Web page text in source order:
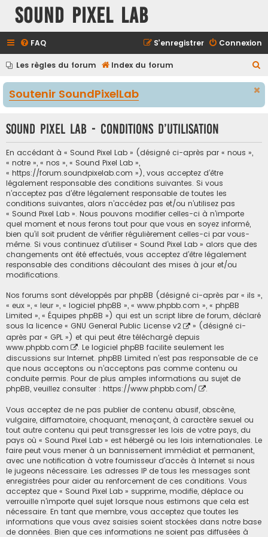
Sound Pixel Lab
FAQ Connexion
S’enregistrer
Les règles du forum Index du forum
e
r
Soutenir SoundPixelLab
Sound Pixel Lab - Conditions d’utilisation
En accédant à « Sound Pixel Lab » (désigné ci-après par « nous »,
« notre », « nos », « Sound Pixel Lab »,
« https://forum.soundpixelab.com »), vous acceptez d’être
légalement responsable des conditions suivantes. Si vous
n’acceptez pas d’être légalement responsable de toutes les
conditions suivantes, alors n’accédez pas et/ou n’utilisez pas
« Sound Pixel Lab ». Nous pouvons modifier celles-ci à n’importe
quel moment et nous ferons tout pour que vous en soyez informé,
bien qu’il soit prudent de vérifier régulièrement celles-ci par vous-
même. Si vous continuez d’utiliser « Sound Pixel Lab » alors que des
changements ont été effectués, vous acceptez d’être légalement
responsable des conditions découlant des mises à jour et/ou
modifications.
Nos forums sont développés par phpBB (désigné ci-après par « ils »,
« eux », « leur », « logiciel phpBB », « www.phpbb.com », « phpBB
Limited », « Équipes phpBB ») qui est un script libre de forum, déclaré
sous la licence « GNU General Public License v2
» (désigné ci-
après par « GPL ») et qui peut être téléchargé depuis
www.phpbb.com
. Le logiciel phpBB facilite seulement les
discussions sur Internet. phpBB Limited n’est pas responsable de ce
que nous acceptons ou n’acceptons pas comme contenu ou
conduite permis. Pour de plus amples informations au sujet de
phpBB, veuillez consulter : https://www.phpbb.com/ .
Vous acceptez de ne pas publier de contenu abusif, obscène,
vulgaire, diffamatoire, choquant, menaçant, à caractère sexuel ou
tout autre contenu qui peut transgresser les lois de votre pays, du
pays où « Sound Pixel Lab » est hébergé ou les lois internationales. Le
faire peut vous mener à un bannissement immédiat et permanent,
avec une notification à votre fournisseur d’accès à Internet si nous
le jugeons nécessaire. Les adresses IP de tous les messages sont
enregistrées pour aider au renforcement de ces conditions. Vous
acceptez que « Sound Pixel Lab » supprime, modifie, déplace ou
verrouille n’importe quel sujet lorsque nous estimons que cela est
nécessaire. En tant que membre, vous acceptez que toutes les
informations que vous avez saisies soient stockées dans notre base
de données. Bien que ces informations ne soient pas diffusées à